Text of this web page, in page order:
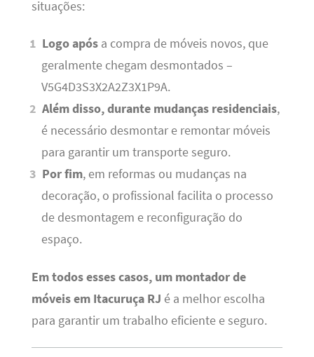
situações:
Logo após a compra de móveis novos, que
geralmente chegam desmontados –
V5G4D3S3X2A2Z3X1P9A.
Além disso, durante mudanças residenciais,
é necessário desmontar e remontar móveis
para garantir um transporte seguro.
Por fim, em reformas ou mudanças na
decoração, o profissional facilita o processo
de desmontagem e reconfiguração do
espaço.
Em todos esses casos, um montador de
móveis em Itacuruça RJ é a melhor escolha
para garantir um trabalho eficiente e seguro.